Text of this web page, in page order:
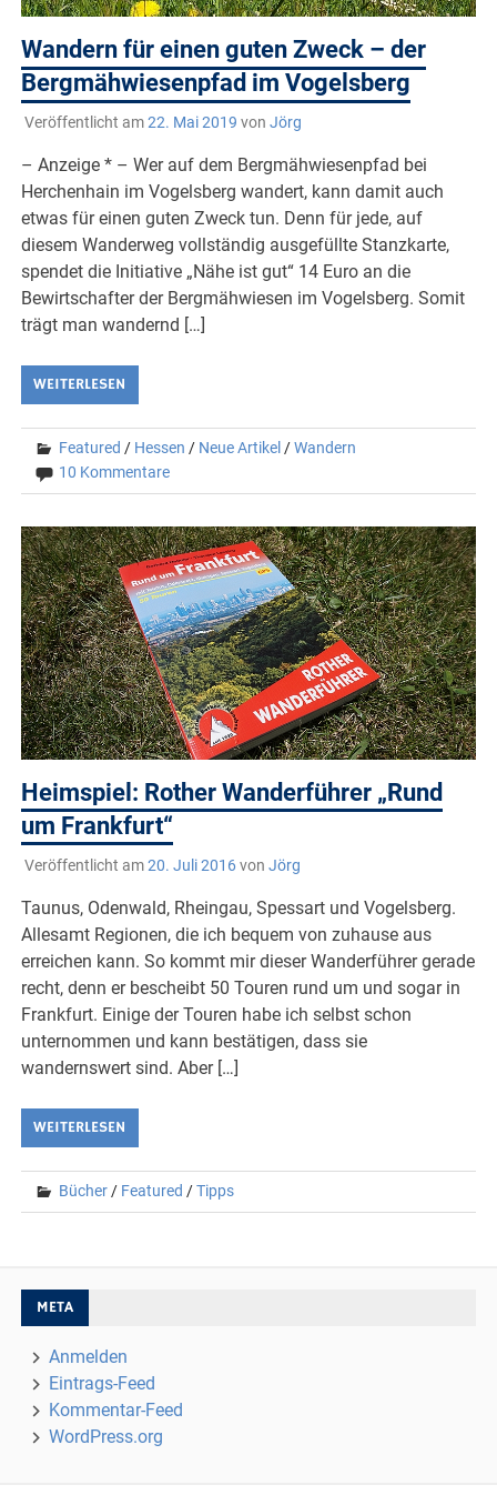
Wandern für einen guten Zweck – der
Bergmähwiesenpfad im Vogelsberg
Veröffentlicht am22. Mai 2019 von Jörg
– Anzeige * – Wer auf dem Bergmähwiesenpfad bei
Herchenhain im Vogelsberg wandert, kann damit auch
etwas für einen guten Zweck tun. Denn für jede, auf
diesem Wanderweg vollständig ausgefüllte Stanzkarte,
spendet die Initiative „Nähe ist gut“ 14 Euro an die
Bewirtschafter der Bergmähwiesen im Vogelsberg. Somit
trägt man wandernd […]
WEITERLESEN
Featured / Hessen / Neue Artikel /Wandern
10 Kommentare
Heimspiel: Rother Wanderführer „Rund
um Frankfurt“
Veröffentlicht am20. Juli 2016von Jörg
Taunus, Odenwald, Rheingau, Spessart und Vogelsberg.
Allesamt Regionen, die ich bequem von zuhause aus
erreichen kann. So kommt mir dieser Wanderführer gerade
recht, denn er bescheibt 50 Touren rund um und sogar in
Frankfurt. Einige der Touren habe ich selbst schon
unternommen und kann bestätigen, dass sie
wandernswert sind. Aber […]
WEITERLESEN
Bücher / Featured /Tipps
META
Anmelden
Eintrags-Feed
Kommentar-Feed
WordPress.org